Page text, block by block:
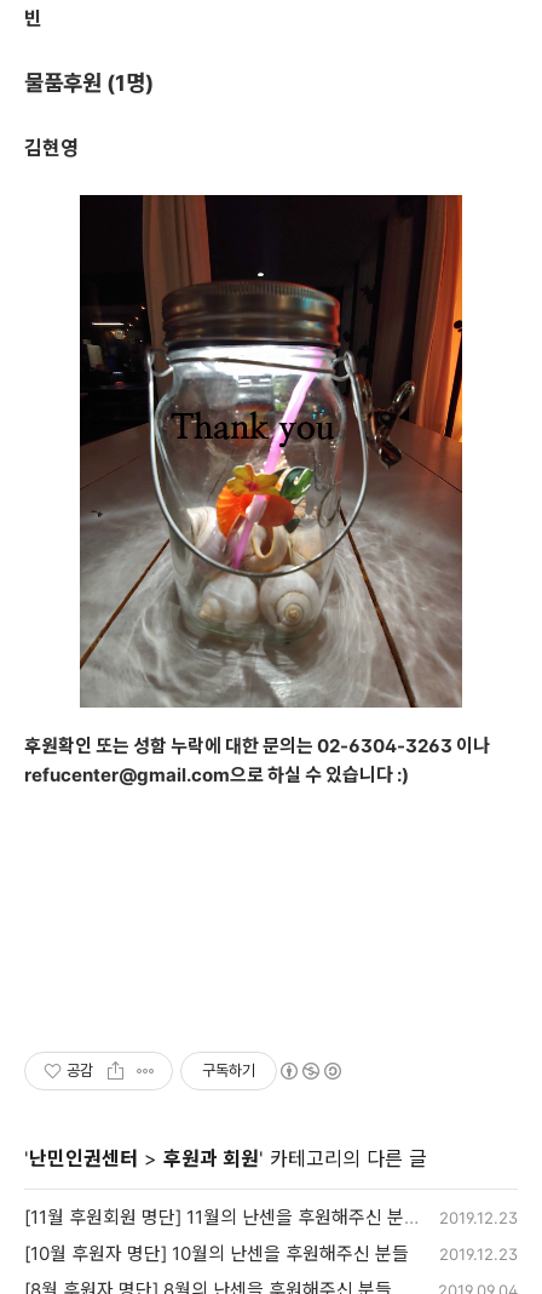
빈
물품후원 (1명)
김현영
후원확인 또는 성함 누락에 대한 문의는 02-6304-3263 이나
refucenter@gmail.com으로 하실 수 있습니다 :)
공감 구독하기
'난민인권센터 > 후원과 회원' 카테고리의 다른 글
[11월 후원회원 명단] 11월의 난센을 후원해주신 분들 2019.12.23
[10월 후원자 명단] 10월의 난센을 후원해주신 분들 2019.12.23